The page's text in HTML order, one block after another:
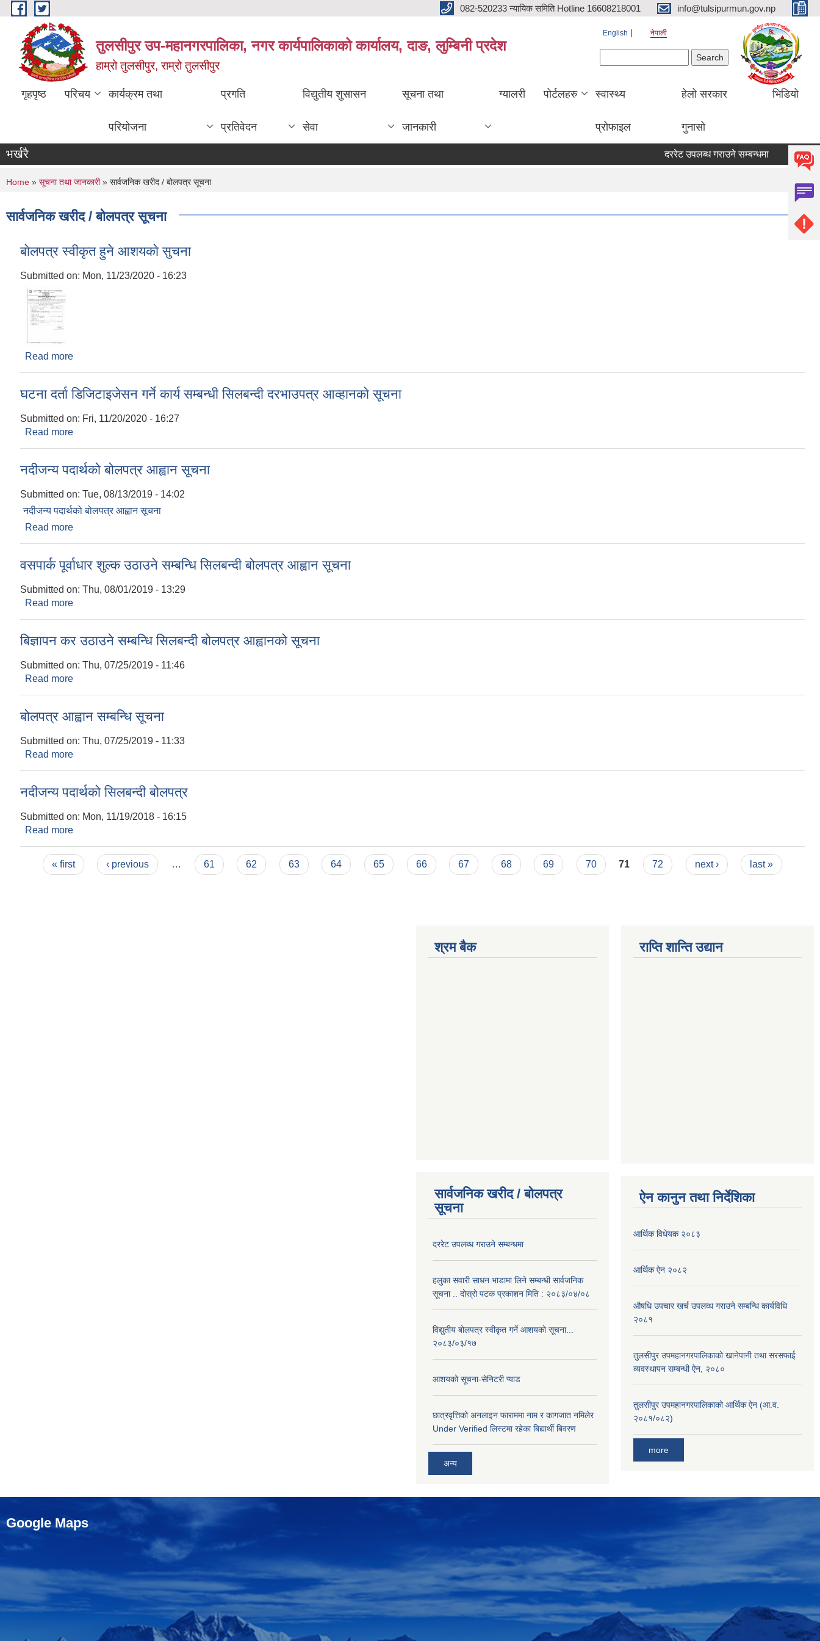
Skip to main content 082-520233 न्यायिक समिति Hotline 16608218001 info@tulsipurmun.gov.np
तुलसीपुर उप-महानगरपालिका, नगर कार्यपालिकाको कार्यालय, दाङ, लुम्बिनी प्रदेश
हाम्रो तुलसीपुर, राम्रो तुलसीपुर
English नेपाली
गृहपृष्ठ परिचय कार्यक्रम तथा
परियोजना
प्रगति
प्रतिवेदन
विद्युतीय शुसासन
सेवा
सूचना तथा
जानकारी
ग्यालरी पोर्टलहरु स्वास्थ्य
प्रोफाइल
हेलो सरकार
गुनासो
भिडियो
भर्खरै दररेट उपलब्ध गराउने सम्बन्धमा सरुवा
You are here
Home » सूचना तथा जानकारी» सार्वजनिक खरीद / बोलपत्र सूचना
सार्वजनिक खरीद / बोलपत्र सूचना
बाेलपत्र स्वीकृत हुने आशयकाे सुचना
Submitted on: Mon, 11/23/2020 - 16:23
Read more
घटना दर्ता डिजिटाइजेसन गर्ने कार्य सम्बन्धी सिलबन्दी दरभाउपत्र आव्हानकाे सूचना
Submitted on: Fri, 11/20/2020 - 16:27
Read more
नदीजन्य पदार्थको बोलपत्र आह्वान सूचना
Submitted on: Tue, 08/13/2019 - 14:02
नदीजन्य पदार्थको बोलपत्र आह्वान सूचना
Read more
वसपार्क पूर्वाधार शुल्क उठाउने सम्बन्धि सिलबन्दी बोलपत्र आह्वान सूचना
Submitted on: Thu, 08/01/2019 - 13:29
Read more
बिज्ञापन कर उठाउने सम्बन्धि सिलबन्दी बोलपत्र आह्वानको सूचना
Submitted on: Thu, 07/25/2019 - 11:46
Read more
बोलपत्र आह्वान सम्बन्धि सूचना
Submitted on: Thu, 07/25/2019 - 11:33
Read more
नदीजन्य पदार्थको सिलबन्दी बोलपत्र
Submitted on: Mon, 11/19/2018 - 16:15
Read more
Pages« first ‹ previous … 61 62 63 64 65 66 67 68 69 70 71 72 next › last »
श्रम बैक
सार्वजनिक खरीद / बोलपत्र
सूचना
दररेट उपलब्ध गराउने सम्बन्धमा
हलुका सवारी साधन भाडामा लिने सम्बन्धी सार्वजनिक
सूचना .. दोस्रो पटक प्रकाशन मिति : २०८३/०४/०८
विद्युतीय बोलपत्र स्वीकृत गर्ने आशयको सूचना...
२०८३/०३/१७
आशयको सूचना-सेनिटरी प्याड
छात्रवृत्तिको अनलाइन फाराममा नाम र कागजात नमिलेर
Under Verified लिस्टमा रहेका बिद्यार्थी बिवरण
अन्य
राप्ति शान्ति उद्यान
ऐन कानुन तथा निर्देशिका
आर्थिक विधेयक २०८३
आर्थिक ऐन २०८२
औषधि उपचार खर्च उपलव्ध गराउने सम्बन्धि कार्यविधि
२०८१
तुलसीपुर उपमहानगरपालिकाको खानेपानी तथा सरसफाई
व्यवस्थापन सम्बन्धी ऐन, २०८०
तुलसीपुर उपमहानगरपालिकाको आर्थिक ऐन (आ.व.
२०८१/०८२)
more
Google Maps